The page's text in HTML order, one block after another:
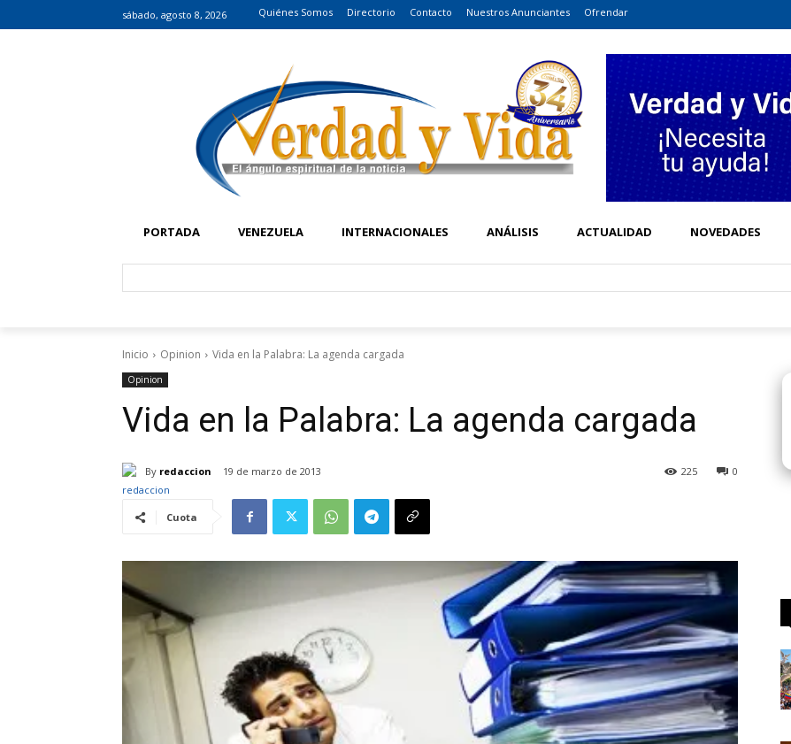
sábado, agosto 8, 2026 Quiénes Somos Directorio Contacto Nuestros Anunciantes Ofrendar
PORTADA VENEZUELA INTERNACIONALES ANÁLISIS ACTUALIDAD NOVEDADES
Inicio Opinion Vida en la Palabra: La agenda cargada
Opinion
Vida en la Palabra: La agenda cargada
By redaccion 19 de marzo de 2013 0
225
Cuota